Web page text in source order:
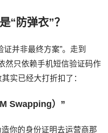
“防弹衣”？
并非最终方案”。走到
然只依赖手机短信验证码作
实已经大打折扣了：
Swapping）”
你的身份证明去运营商那